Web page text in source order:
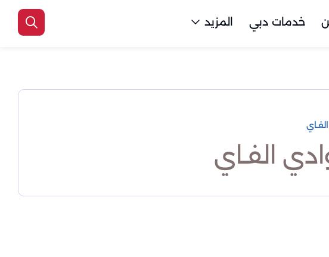
خدمات دبي المزيد
الفـاي